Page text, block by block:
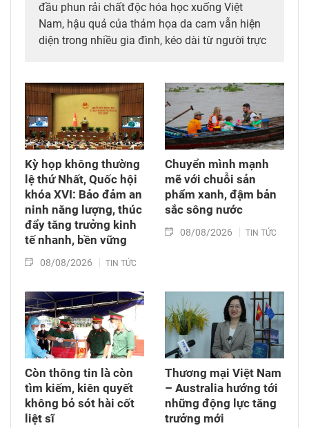
đầu phun rải chất độc hóa học xuống Việt
Nam, hậu quả của thảm họa da cam vẫn hiện
diện trong nhiều gia đình, kéo dài từ người trực
diễn ra tại các tòa án quốc tế mà còn cần được
tiếp tục bằng những chính sách đủ đầy hơn, để
những người sinh ra trong hòa bình không bị
bỏ lại với hậu quả của cuộc chiến mình chưa
từng trải qua.
Kỳ họp không thường
lệ thứ Nhất, Quốc hội
khóa XVI: Bảo đảm an
ninh năng lượng, thúc
đẩy tăng trưởng kinh
tế nhanh, bền vững
08/08/2026 TIN TỨC
Chuyển mình mạnh
mẽ với chuỗi sản
phẩm xanh, đậm bản
sắc sông nước
08/08/2026 TIN TỨC
Còn thông tin là còn
tìm kiếm, kiên quyết
không bỏ sót hài cốt
liệt sĩ
Thương mại Việt Nam
– Australia hướng tới
những động lực tăng
trưởng mới